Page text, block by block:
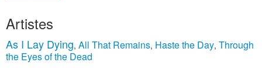
Artistes
As I Lay Dying, All That Remains, Haste the Day, Through
the Eyes of the Dead